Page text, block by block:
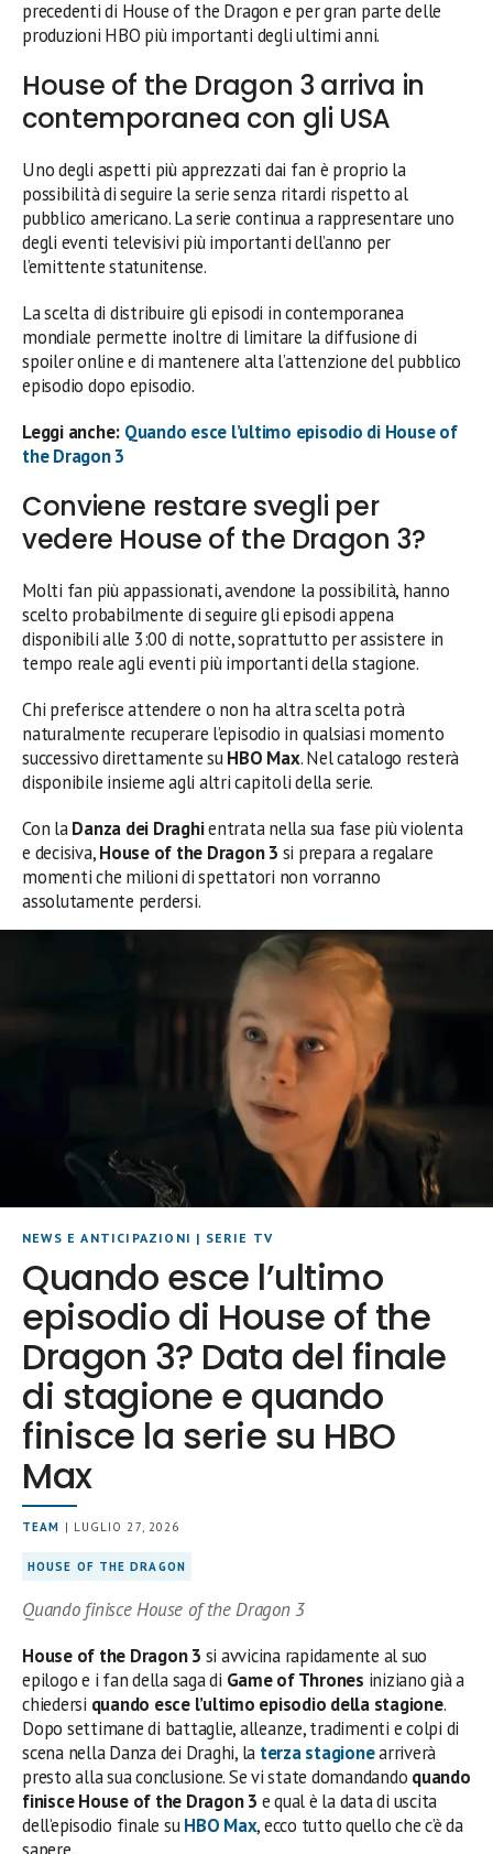
precedenti di House of the Dragon e per gran parte delle
produzioni HBO più importanti degli ultimi anni.
House of the Dragon 3 arriva in
contemporanea con gli USA
Uno degli aspetti più apprezzati dai fan è proprio la
possibilità di seguire la serie senza ritardi rispetto al
pubblico americano. La serie continua a rappresentare uno
degli eventi televisivi più importanti dell’anno per
l’emittente statunitense.
La scelta di distribuire gli episodi in contemporanea
mondiale permette inoltre di limitare la diffusione di
spoiler online e di mantenere alta l’attenzione del pubblico
episodio dopo episodio.
Leggi anche: Quando esce l’ultimo episodio di House of
the Dragon 3
Conviene restare svegli per
vedere House of the Dragon 3?
Molti fan più appassionati, avendone la possibilità, hanno
scelto probabilmente di seguire gli episodi appena
disponibili alle 3:00 di notte, soprattutto per assistere in
tempo reale agli eventi più importanti della stagione.
Chi preferisce attendere o non ha altra scelta potrà
naturalmente recuperare l’episodio in qualsiasi momento
successivo direttamente suHBO Max. Nel catalogo resterà
disponibile insieme agli altri capitoli della serie.
Con laDanza dei Draghientrata nella sua fase più violenta
e decisiva,House of the Dragon 3 si prepara a regalare
momenti che milioni di spettatori non vorranno
assolutamente perdersi.
NEWS E ANTICIPAZIONI | SERIE TV
Quando esce l’ultimo
episodio di House of the
Dragon 3? Data del finale
di stagione e quando
finisce la serie su HBO
Max
TEAM | LUGLIO 27, 2026
HOUSE OF THE DRAGON
Quando finisce House of the Dragon 3
House of the Dragon 3 si avvicina rapidamente al suo
epilogo e i fan della saga di Game of Thrones iniziano già a
chiedersi quando esce l’ultimo episodio della stagione.
Dopo settimane di battaglie, alleanze, tradimenti e colpi di
scena nella Danza dei Draghi, la terza stagionearriverà
presto alla sua conclusione. Se vi state domandando quando
finisce House of the Dragon 3 e qual è la data di uscita
dell’episodio finale suHBO Max, ecco tutto quello che c’è da
sapere.